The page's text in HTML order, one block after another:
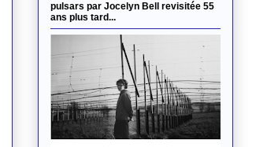
pulsars par Jocelyn Bell revisitée 55
ans plus tard...